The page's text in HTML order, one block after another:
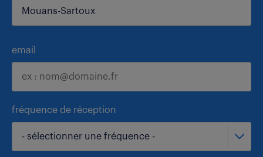
email
fréquence de réception
- sélectionner une fréquence -